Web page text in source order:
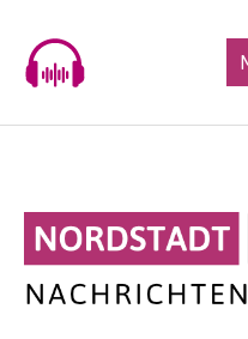
content